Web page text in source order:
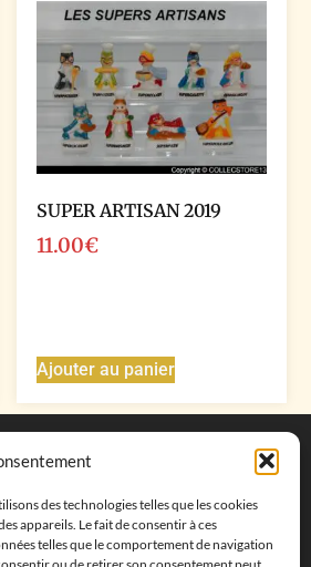
des technologies telles que les cookies
appareils. Le fait de consentir à ces
telles que le comportement de navigation
SUPER ARTISAN 2019
11.00€
Ajouter au panier
13500 Martigues, France
: +33652313256‬